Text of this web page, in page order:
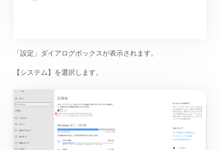
「設定」ダイアログボックスが表示されます。
【システム】を選択します。